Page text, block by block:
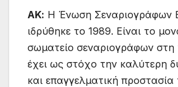
ΑΚ: Η Ένωση Σεναριογράφων
ιδρύθηκε το 1989. Είναι το
σωματείο σεναριογράφων
έχει ως στόχο την καλύτερη
και επαγγελματική